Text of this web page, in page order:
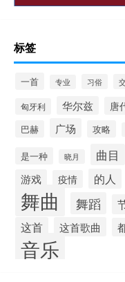
标签
一首 专业 习俗
匈牙利 华尔兹 唐
巴赫
广场 攻略
是一种 晓月 曲目
游戏 疫情 的人
舞曲 舞蹈
这首 这首歌曲
音乐